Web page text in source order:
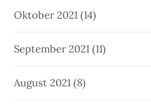
Oktober 2021 (14)
September 2021 (11)
August 2021 (8)